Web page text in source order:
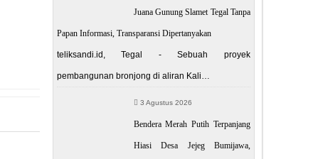
Juana Gunung Slamet Tegal Tanpa
Papan Informasi, Transparansi Dipertanyakan
teliksandi.id, Tegal - Sebuah proyek
pembangunan bronjong di aliran Kali…
3 Agustus 2026
Bendera Merah Putih Terpanjang
Hiasi Desa Jejeg Bumijawa,